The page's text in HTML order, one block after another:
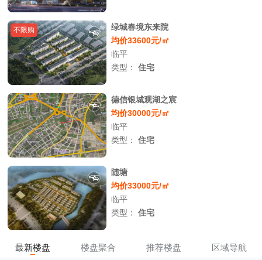
不限购
绿城春境东来院
均价33600元/㎡
临平
类型：住宅
德信银城观湖之宸
均价30000元/㎡
临平
类型：住宅
随塘
均价33000元/㎡
临平
类型：住宅
最新楼盘 楼盘聚合 推荐楼盘 区域导航